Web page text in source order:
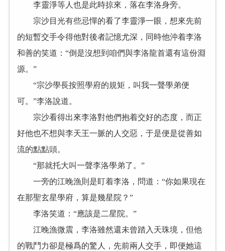
李靈淨等人也是此時掠來，落在李洛身旁。
宗沙目光有些忌憚的看了李靈淨一眼，想來先前
的短暫交手令得他對後者記憶尤深，同時他沖着李洛
和善的笑道：“倒是沒想到咱們與李洛龍首還有這份淵
源。”
“宗沙學長按照學府的規矩，叫我一聲學弟便
可。”李洛說道。
宗沙看得出來李洛對他們抱着交好的态度，而正
好他也不想與李天王一脈的人交惡，于是便是從善如
流的點點頭。
“那就托大叫一聲李洛學弟了。”
一旁的江晚漁則是盯着李洛，問道：“你如果現在
在那聖玄星學府，算是幾星院？”
李洛笑道：“應該是二星院。”
江晚漁微震，李洛雖然還未曾踏入天珠境，但他
的戰鬥力卻是極爲的驚人，先前兩人交手，即便她這